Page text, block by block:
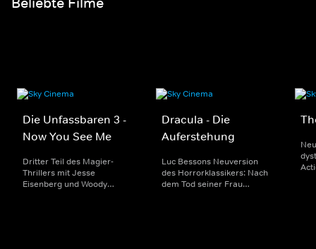
Die Unfassbaren 3 -
Now You See Me
Dritter Teil des Magier-
Thrillers mit Jesse
Eisenberg und Woody
Dracula - Die
Auferstehung
Luc Bessons Neuversion
des Horrorklassikers: Nach
dem Tod seiner Frau